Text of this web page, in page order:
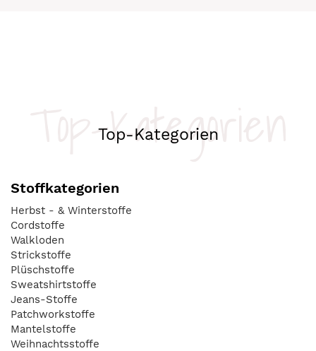
Top-Kategorien
Top-Kategorien
Stoffkategorien
Herbst - & Winterstoffe
Cordstoffe
Walkloden
Strickstoffe
Plüschstoffe
Sweatshirtstoffe
Jeans-Stoffe
Patchworkstoffe
Mantelstoffe
Weihnachtsstoffe